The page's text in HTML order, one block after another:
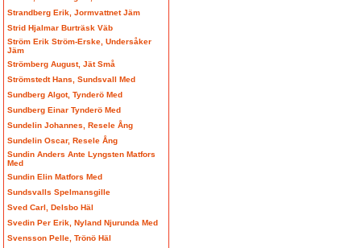
Strandberg Erik, Jormvattnet Jäm
Strid Hjalmar Burträsk Väb
Ström Erik Ström-Erske, Undersåker
Jäm
Strömberg August, Jät Små
Strömstedt Hans, Sundsvall Med
Sundberg Algot, Tynderö Med
Sundberg Einar Tynderö Med
Sundelin Johannes, Resele Ång
Sundelin Oscar, Resele Ång
Sundin Anders Ante Lyngsten Matfors
Med
Sundin Elin Matfors Med
Sundsvalls Spelmansgille
Sved Carl, Delsbo Häl
Svedin Per Erik, Nyland Njurunda Med
Svensson Pelle, Trönö Häl